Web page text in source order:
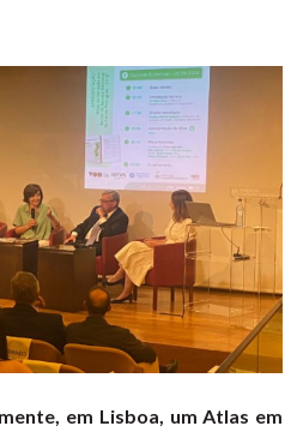
em Lisboa, um Atlas em